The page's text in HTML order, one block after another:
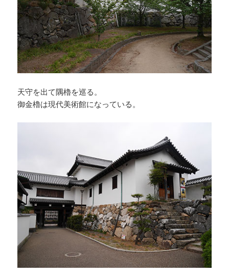
天守を出て隅櫓を巡る。
御金櫓は現代美術館になっている。